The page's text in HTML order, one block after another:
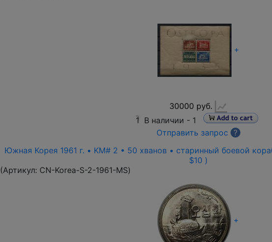
+
30000 руб.
1 В наличии - 1
Отправить запрос
?
Южная Корея 1961 г. • KM# 2 • 50 хванов • старинный боевой
$10 )
(Артикул: CN-Korea-S-2-1961-MS)
+